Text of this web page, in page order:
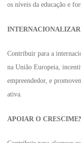
os níveis da educação e
INTERNACIONALIZAR
Contribuir para a
na União Europeia,
empreendedor, e
ativa.
APOIAR O